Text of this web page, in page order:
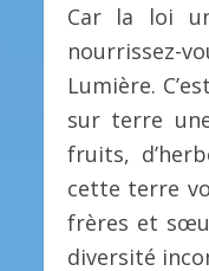
Car la loi
nourrissez-
Lumière.
sur terre
fruits,
cette terre
frères et
diversité